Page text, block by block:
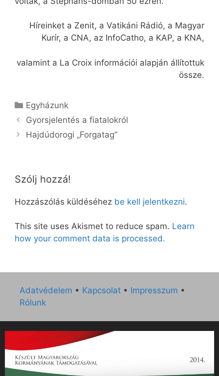
Híreinket a Zenit, a Vatikáni Rádió, a Magyar
Kurír, a CNA, az InfoCatho, a KAP, a KNA,
valamint a La Croix információi alapján állítottuk
össze.
Kategória
Egyházunk
Gyorsjelentés a fiatalokról
Hajdúdorogi „Forgatag”
Szólj hozzá!
Hozzászólás küldéséhez be kell jelentkezni.
This site uses Akismet to reduce spam. Learn
how your comment data is processed.
Adatvédelem • Kapcsolat • Impresszum •
Rólunk